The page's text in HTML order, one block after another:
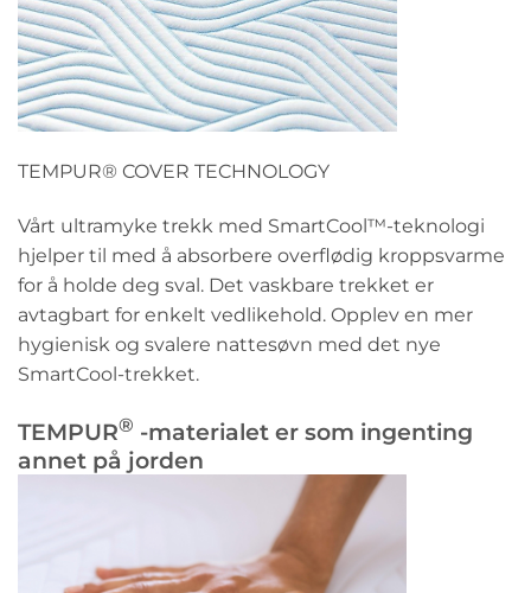
TEMPUR® COVER TECHNOLOGY
Vårt ultramyke trekk med SmartCool™️-teknologi
hjelper til med å absorbere overflødig kroppsvarme
for å holde deg sval. Det vaskbare trekket er
avtagbart for enkelt vedlikehold. Opplev en mer
hygienisk og svalere nattesøvn med det nye
SmartCool-trekket.
TEMPUR® -materialet er som ingenting
annet på jorden